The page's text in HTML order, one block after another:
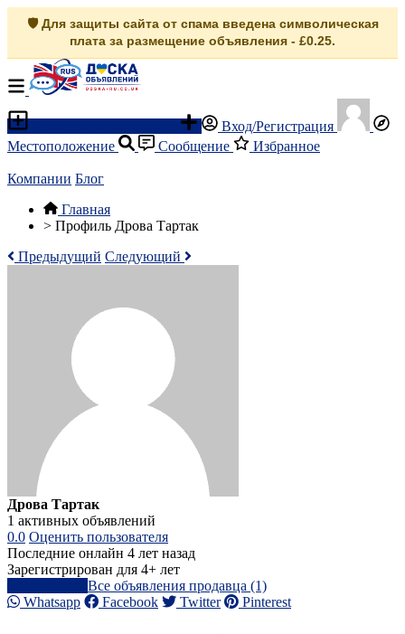
🛡️ Для защиты сайта от спама введена символическая
плата за размещение объявления - £0.25.
Вход/Регистрация
Местоположение
Сообщение Избранное
Компании Блог
Главная
> Профиль Дрова Тартак
Предыдущий Следующий
Дрова Тартак
1 активных объявлений
0.0 Оценить пользователя
Последние онлайн 4 лет назад
Зарегистрирован для 4+ лет
Все объявления продавца (1)
Whatsapp
Facebook Twitter Pinterest